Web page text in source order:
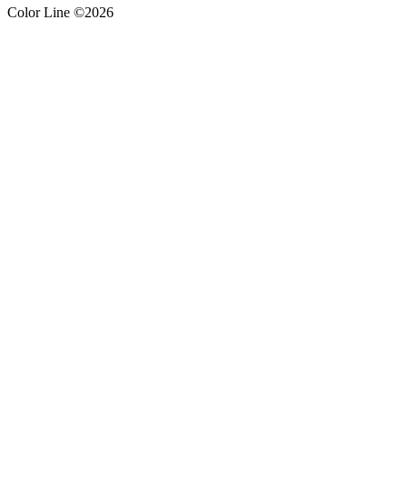
Color Line ©2026